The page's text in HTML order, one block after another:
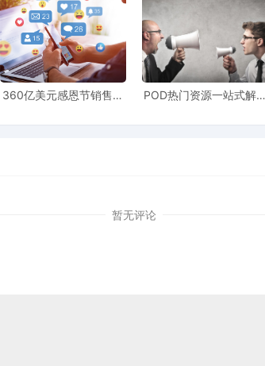
360亿美元感恩节销售额
POD热门资源一站式解决
暂无评论